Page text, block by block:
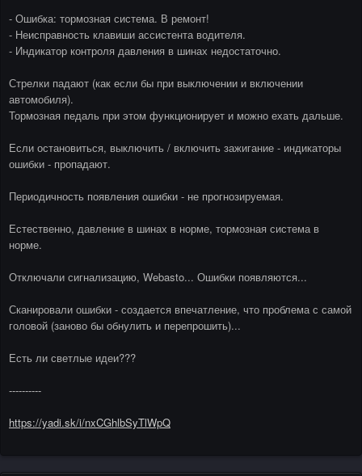
- Ошибка: тормозная система. В ремонт!
- Неисправность клавиши ассистента водителя.
- Индикатор контроля давления в шинах недостаточно.
Стрелки падают (как если бы при выключении и включении
автомобиля).
Тормозная педаль при этом функционирует и можно ехать дальше.
Если остановиться, выключить / включить зажигание - индикаторы
ошибки - пропадают.
Периодичность появления ошибки - не прогнозируемая.
Естественно, давление в шинах в норме, тормозная система в
норме.
Отключали сигнализацию, Webasto... Ошибки появляются...
Сканировали ошибки - создается впечатление, что проблема с самой
головой (заново бы обнулить и перепрошить)...
Есть ли светлые идеи???
----------
https://yadi.sk/i/nxCGhlbSyTlWpQ